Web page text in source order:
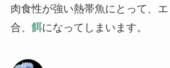
肉食性が強い熱帯魚にとって、
合、 餌になってしまいます。